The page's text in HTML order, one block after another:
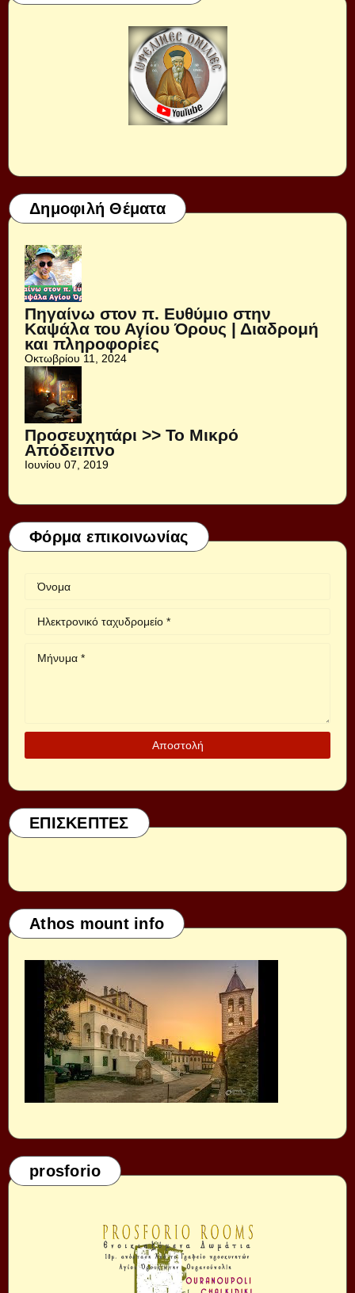
Δημοφιλή Θέματα
Πηγαίνω στον π. Ευθύμιο στην
Καψάλα του Αγίου Όρους | Διαδρομή
και πληροφορίες
Οκτωβρίου 11, 2024
Προσευχητάρι >> Το Μικρό
Απόδειπνο
Ιουνίου 07, 2019
Φόρμα επικοινωνίας
ΕΠΙΣΚΕΠΤΕΣ
Athos mount info
prosforio